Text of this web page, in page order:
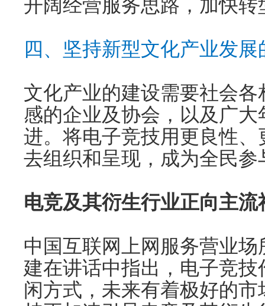
开阔经营服务思路，加快转
四、坚持新型文化产业发
文化产业的建设需要社会
感的企业及协会，以及广
进。将电子竞技用更良性
去组织和呈现，成为全民
电竞及其衍生行业正向主流
中国互联网上网服务营业
建在讲话中指出，电子竞
闲方式，未来有着极好的